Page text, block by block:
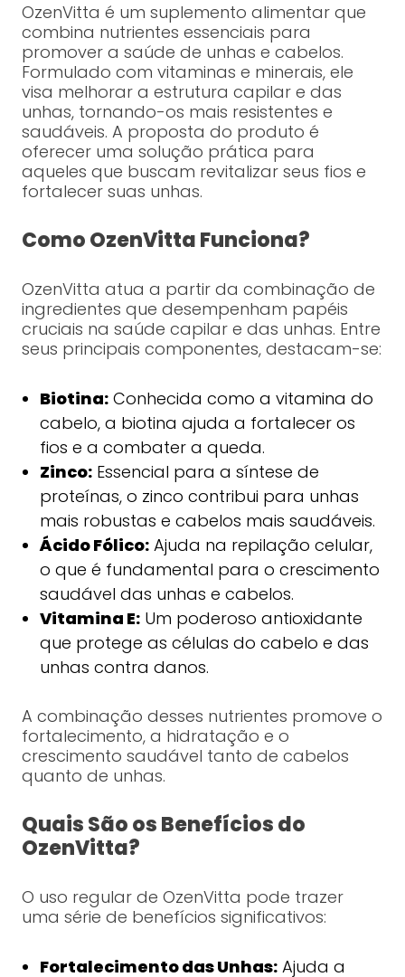
OzenVitta é um suplemento alimentar que
combina nutrientes essenciais para
promover a saúde de unhas e cabelos.
Formulado com vitaminas e minerais, ele
visa melhorar a estrutura capilar e das
unhas, tornando-os mais resistentes e
saudáveis. A proposta do produto é
oferecer uma solução prática para
aqueles que buscam revitalizar seus fios e
fortalecer suas unhas.
Como OzenVitta Funciona?
OzenVitta atua a partir da combinação de
ingredientes que desempenham papéis
cruciais na saúde capilar e das unhas. Entre
seus principais componentes, destacam-se:
Biotina:Conhecida como a vitamina do
cabelo, a biotina ajuda a fortalecer os
fios e a combater a queda.
Zinco:Essencial para a síntese de
proteínas, o zinco contribui para unhas
mais robustas e cabelos mais saudáveis.
Ácido Fólico:Ajuda na repilação celular,
o que é fundamental para o crescimento
saudável das unhas e cabelos.
Vitamina E:Um poderoso antioxidante
que protege as células do cabelo e das
unhas contra danos.
A combinação desses nutrientes promove o
fortalecimento, a hidratação e o
crescimento saudável tanto de cabelos
quanto de unhas.
Quais São os Benefícios do
OzenVitta?
O uso regular de OzenVitta pode trazer
uma série de benefícios significativos:
Fortalecimento das Unhas:Ajuda a